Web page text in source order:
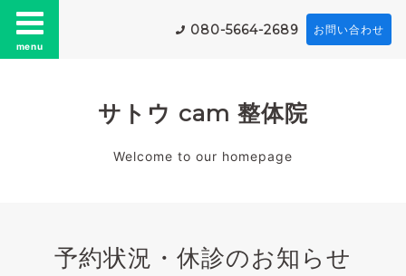
menu
080-5664-2689 お問い合わせ
サトウ cam 整体院
Welcome to our homepage
予約状況・休診のお知らせ